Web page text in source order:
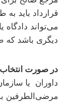
قرارداد باید
می‌تواند دادگاه
دیگری باشد که
در صورت انتخاب
داوران یا
مرضی‌الطرفین